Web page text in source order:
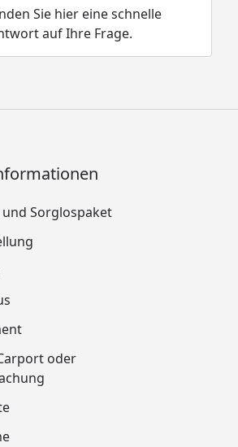
Sie hier eine schnelle
auf Ihre Frage.
Sorglospaket
oder